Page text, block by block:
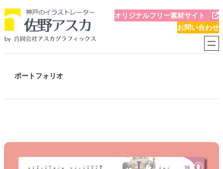
内
容
を
オリジナルフリー素材サイト
お問い合わせ
ポートフォリオ